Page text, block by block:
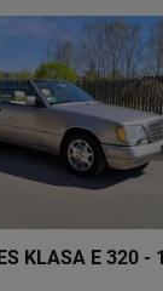
KLASA E 320 -